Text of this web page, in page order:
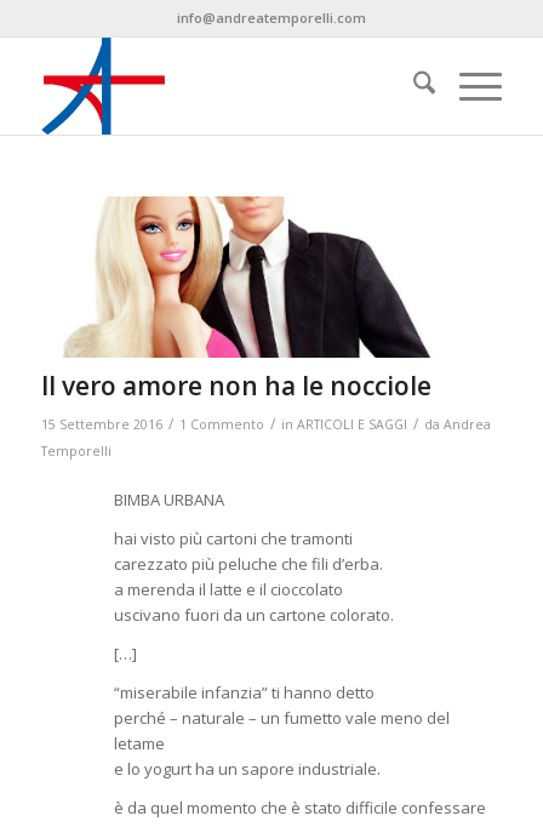
info@andreatemporelli.com
Il vero amore non ha le nocciole
15 Settembre 2016 / 1 Commento / in ARTICOLI E SAGGI / da Andrea
Temporelli
BIMBA URBANA
hai visto più cartoni che tramonti
carezzato più peluche che fili d’erba.
a merenda il latte e il cioccolato
uscivano fuori da un cartone colorato.
[…]
“miserabile infanzia” ti hanno detto
perché – naturale – un fumetto vale meno del
letame
e lo yogurt ha un sapore industriale.
è da quel momento che è stato difficile confessare